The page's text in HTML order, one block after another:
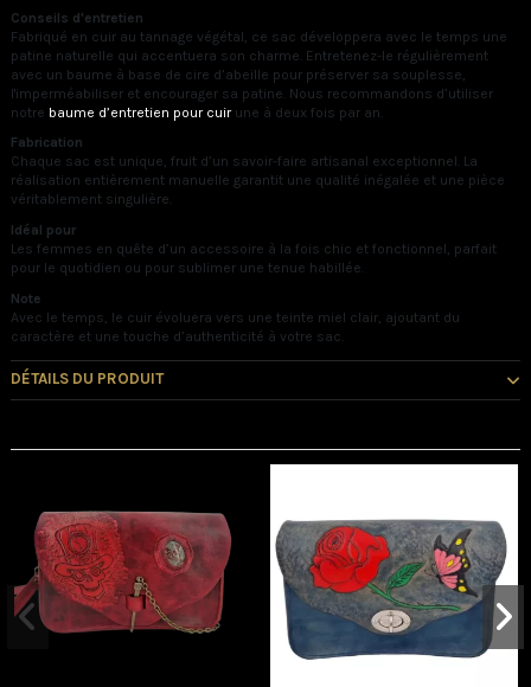
Conseils d'entretien
Fabriqué en cuir au tannage végétal, ce sac développera avec le temps une
patine naturelle qui accentuera son charme. Entretenez-le régulièrement
avec un baume à base de cire d’abeille pour préserver sa souplesse,
l'imperméabiliser et encourager sa patine. Nous recommandons d’utiliser
notre baume d’entretien pour cuirune à deux fois par an.
Fabrication
Chaque sac est unique, fruit d’un savoir-faire artisanal exceptionnel. La
réalisation entièrement manuelle garantit une qualité inégalée et une pièce
véritablement singulière.
Idéal pour
Les femmes en quête d’un accessoire à la fois chic et fonctionnel, parfait
pour le quotidien ou pour sublimer une tenue habillée.
Note
Avec le temps, le cuir évoluera vers une teinte miel clair, ajoutant du
caractère et une touche d’authenticité à votre sac.
DÉTAILS DU PRODUIT